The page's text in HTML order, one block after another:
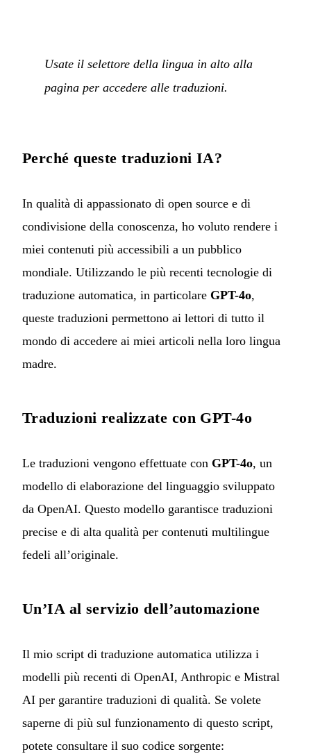
Usate il selettore della lingua in alto alla
pagina per accedere alle traduzioni.
Perché queste traduzioni IA?
In qualità di appassionato di open source e di
condivisione della conoscenza, ho voluto rendere i
miei contenuti più accessibili a un pubblico
mondiale. Utilizzando le più recenti tecnologie di
traduzione automatica, in particolare GPT-4o,
queste traduzioni permettono ai lettori di tutto il
mondo di accedere ai miei articoli nella loro lingua
madre.
Traduzioni realizzate con GPT-4o
Le traduzioni vengono effettuate con GPT-4o, un
modello di elaborazione del linguaggio sviluppato
da OpenAI. Questo modello garantisce traduzioni
precise e di alta qualità per contenuti multilingue
fedeli all’originale.
Un’IA al servizio dell’automazione
Il mio script di traduzione automatica utilizza i
modelli più recenti di OpenAI, Anthropic e Mistral
AI per garantire traduzioni di qualità. Se volete
saperne di più sul funzionamento di questo script,
potete consultare il suo codice sorgente: